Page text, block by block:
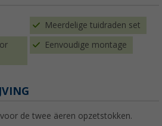
Meerdelige tuidraden set
Eenvoudige montage
de twee äeren opzetstokken.